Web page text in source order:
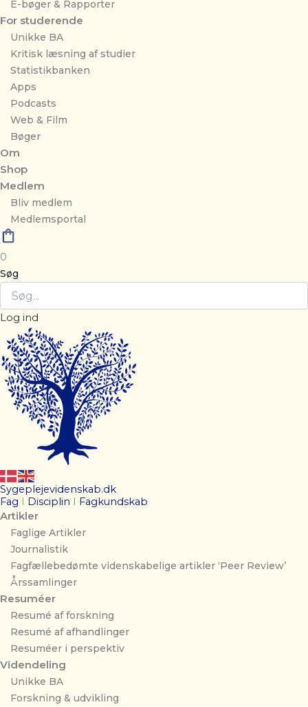
E-bøger & Rapporter
For studerende
Unikke BA
Kritisk læsning af studier
Statistikbanken
Apps
Podcasts
Web & Film
Bøger
Om
Shop
Medlem
Bliv medlem
Medlemsportal
0
Søg
Log ind
Sygeplejevidenskab.dk
Fag
Disciplin Fagkundskab
Artikler
Faglige Artikler
Journalistik
Fagfællebedømte videnskabelige artikler ‘Peer Review’
Årssamlinger
Resuméer
Resumé af forskning
Resumé af afhandlinger
Resuméer i perspektiv
Videndeling
Unikke BA
Forskning & udvikling